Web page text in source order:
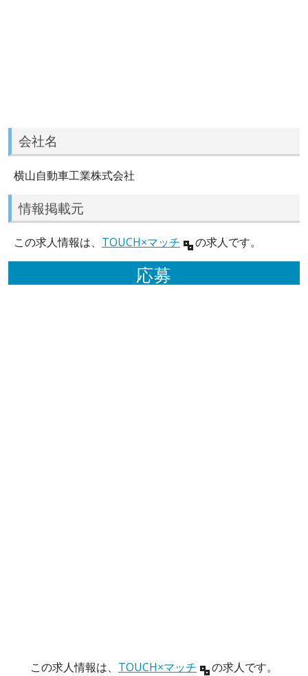
会社名
横山自動車工業株式会社
情報掲載元
この求人情報は、 TOUCH×マッチ の求人です。
応募
この求人情報は、 TOUCH×マッチ の求人です。